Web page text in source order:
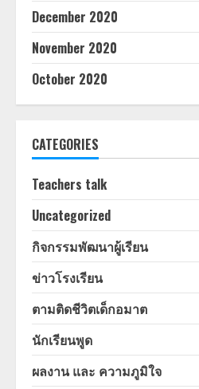
December 2020
November 2020
October 2020
CATEGORIES
Teachers talk
Uncategorized
กิจกรรมพัฒนาผู้เรียน
ข่าวโรงเรียน
ตามติดชีวิตเด็กอมาต
นักเรียนพูด
ผลงาน และ ความภูมิใจ